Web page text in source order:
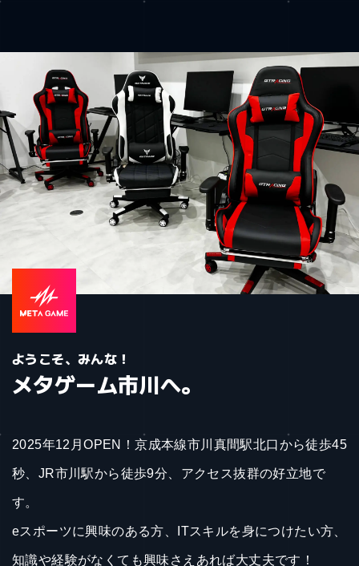
ようこそ、みんな！
メタゲーム市川へ。
2025年12月OPEN！京成本線市川真間駅北口から徒歩45
秒、JR市川駅から徒歩9分、アクセス抜群の好立地で
す。
eスポーツに興味のある方、ITスキルを身につけたい方、
知識や経験がなくても興味さえあれば大丈夫です！